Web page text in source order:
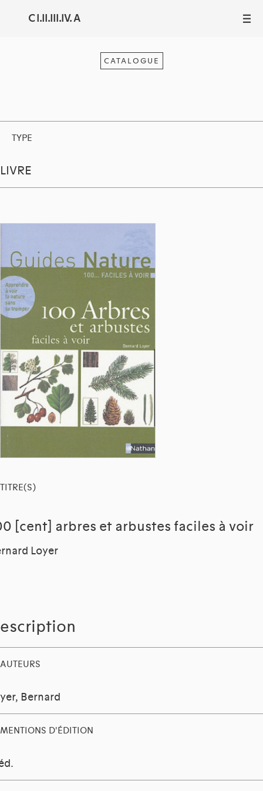
C I.II.III.IV. A III
CATALOGUE
TYPE
LIVRE
TITRE(S)
[cent] arbres et arbustes faciles à voir
Loyer
AUTEURS
Bernard
MENTIONS D'ÉDITION